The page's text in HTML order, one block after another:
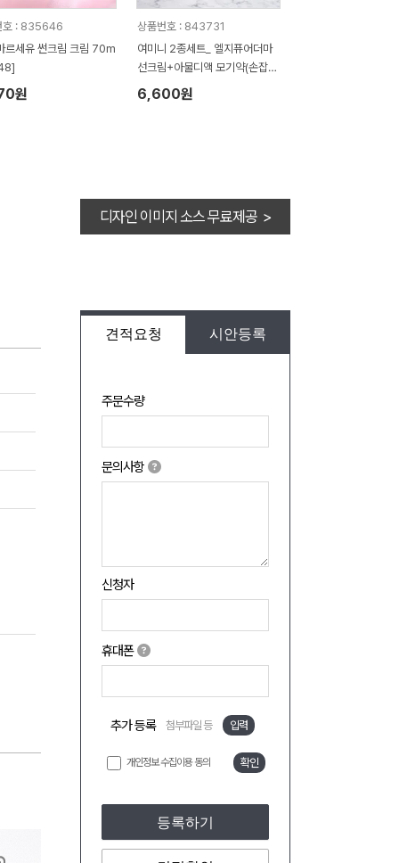
호 : 835646
르세유 썬크림 크림 70m
원
상품번호 : 843731
여미니 2종세트_ 엘지퓨어더마
선크림+아물디액 모기약(손잡이
박스)
6,600원
디자인 이미지 소스 무료제공 >
견적요청 시안등록
주문수량
문의사항
신청자
휴대폰
추가 등록 첨부파일 등 입력
개인정보 수집이용 동의 확인
등록하기